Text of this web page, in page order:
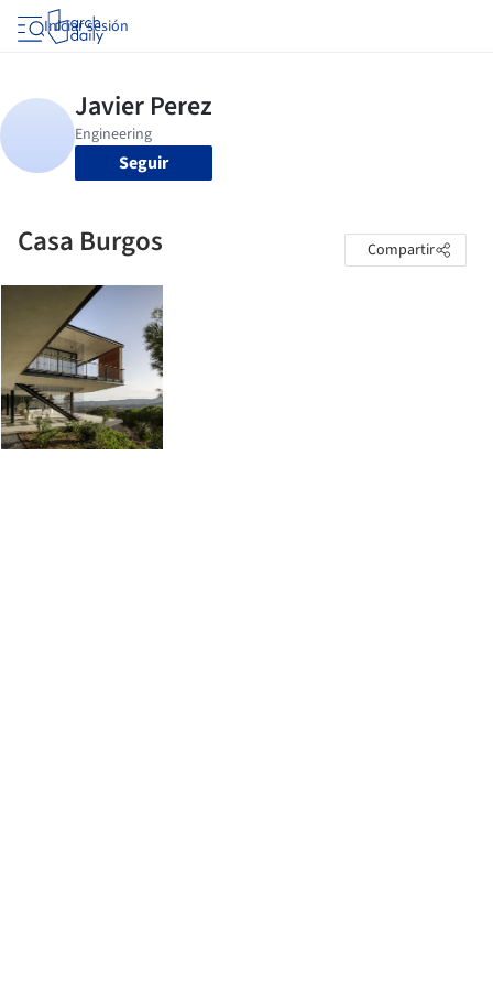
Iniciar sesión
Seguir
Casa Burgos Compartir